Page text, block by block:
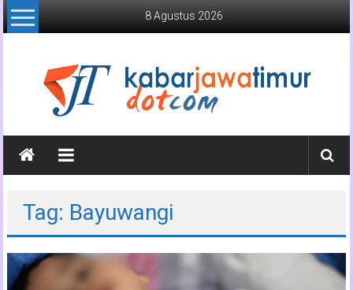
Lompat
ke
8 Agustus 2026
Kabar
Jawa
Media
Jawa
Timur
Tag: Bayuwangi